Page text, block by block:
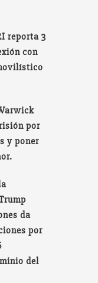
reporta 3
con
por
y poner
da
por
del